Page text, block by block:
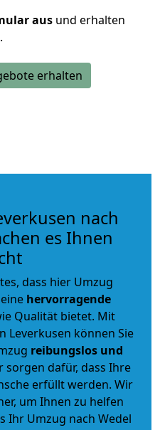
aus und erhalten
erhalten
nach
es Ihnen
dass hier Umzug
hervorragende
Qualität bietet. Mit
Leverkusen können Sie
reibungslos und
dafür, dass Ihre
erfüllt werden. Wir
um Ihnen zu helfen
Ihr Umzug nach Wedel